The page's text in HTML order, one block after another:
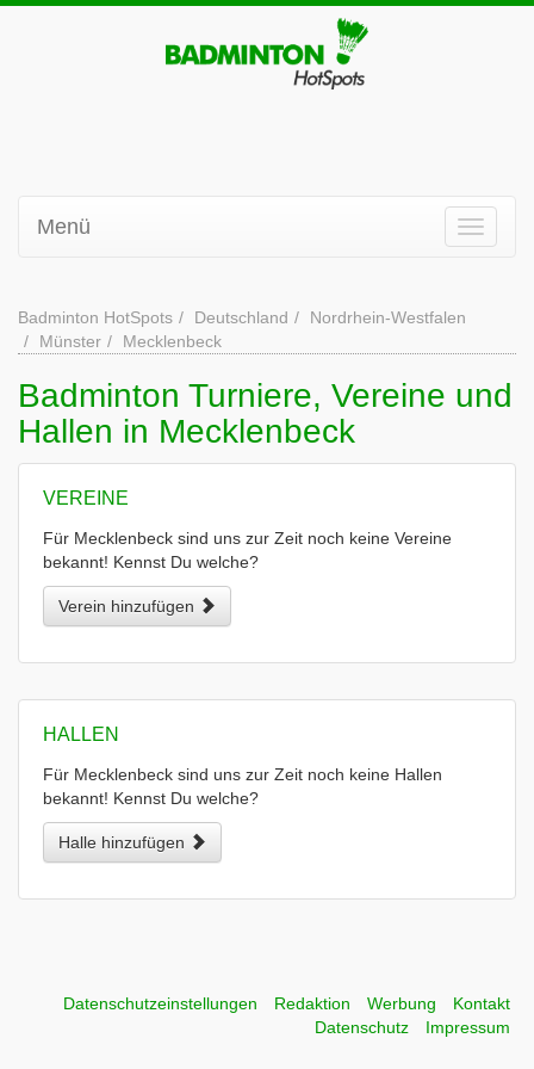
Menü
Badminton HotSpots Deutschland
Nordrhein-Westfalen
Münster
Mecklenbeck
Badminton Turniere, Vereine und
Hallen in Mecklenbeck
VEREINE
Für Mecklenbeck sind uns zur Zeit noch keine Vereine
bekannt! Kennst Du welche?
Verein hinzufügen
HALLEN
Für Mecklenbeck sind uns zur Zeit noch keine Hallen
bekannt! Kennst Du welche?
Halle hinzufügen
Datenschutzeinstellungen Redaktion Werbung
Kontakt
Datenschutz
Impressum